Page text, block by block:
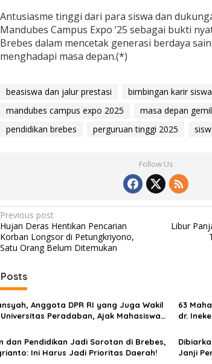
Antusiasme tinggi dari para siswa dan
Mandubes Campus Expo ’25 sebagai bukti
Brebes dalam mencetak generasi berdaya
menghadapi masa depan.(*)
beasiswa dan jalur prestasi bimbingan karir siswa
mandubes campus expo 2025
masa depan
pendidikan brebes
perguruan tinggi 2025
Follow Us
P
o
s
t
n
a
v
i
g
Previous post
Hujan Deras Hentikan Pencarian
Korban Longsor di Petungkriyono,
Satu Orang Belum Ditemukan
Libur
Anggota DPR RI yang Juga Wakil
Peradaban, Ajak Mahasiswa
63
dr.
dan Pendidikan Jadi Sorotan di Brebes,
Ini Harus Jadi Prioritas Daerah!
Janji